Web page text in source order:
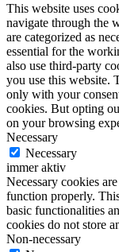
This website uses
navigate through the
are categorized as
essential for the
also use third-party
you use this website.
only with your
cookies. But opting
on your browsing
Necessary
Necessary
immer aktiv
Necessary cookies
function properly.
basic functionalities
cookies do not store
Non-necessary